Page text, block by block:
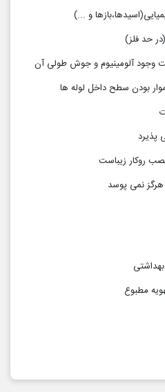
و ...)
حد فلز)
وجود آلومینیوم و جوش طولی آن
بودن سطح داخل لوله ها
روکار زیباست
نمی پوسد
مطبوع